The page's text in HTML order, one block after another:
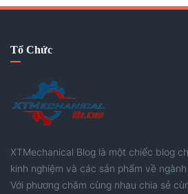
Tổ Chức
XTMechanical Blog là một chiếc blog
kinh nghiệm và các sản phẩm về
Với phương châm cùng nhau chia sẻ